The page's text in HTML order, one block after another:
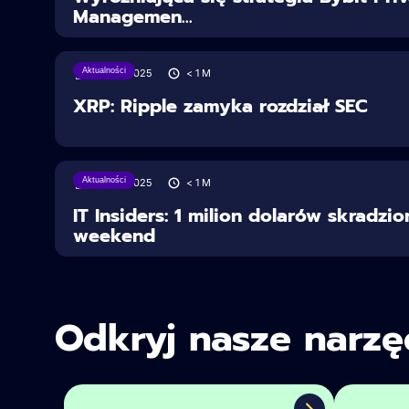
Managemen...
Aktualności
28/06/2025 < 1 M
XRP: Ripple zamyka rozdział SEC
Aktualności
28/06/2025 < 1 M
IT Insiders: 1 milion dolarów
weekend
Odkryj nasze